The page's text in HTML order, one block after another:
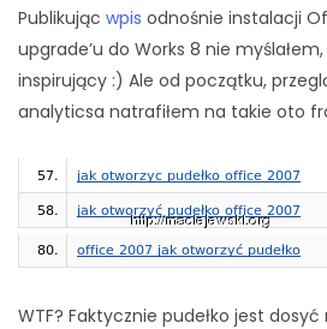
Publikując wpis odnośnie instalacji
upgrade’u do Works 8 nie
inspirujący :) Ale od początku,
analyticsa natrafiłem na takie oto
WTF? Faktycznie pudełko jest